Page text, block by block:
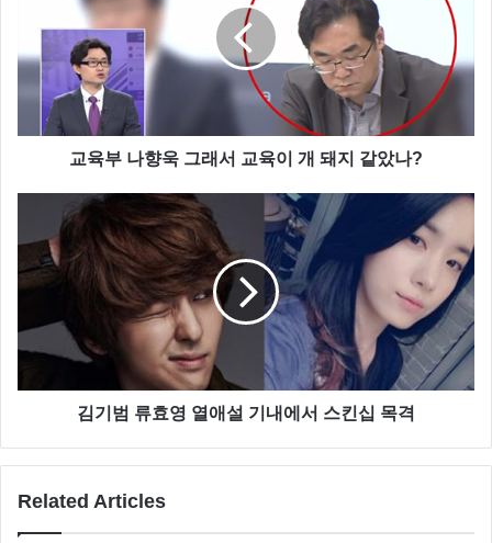
정혜성 강민혁 은 FNC 엔터테인먼트 소속으로 같은 소
속사에 몸을 담고 있습니다. 만약 정혜성 강민혁 열애설
이 사실이라면 FNC 사내 공식커플 1호가 탄생하는 겁
니다.
교육부 나향욱 그래서 교육이 개 돼지 같았나?
김기범 류효영 열애설 기내에서 스킨십 목격
Related Articles